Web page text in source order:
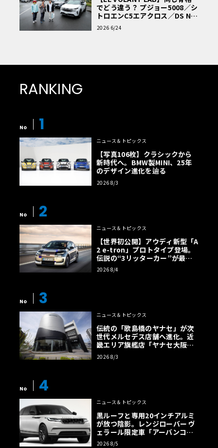
でどう違う？ プジョー5008／シ
トロエンC5エアクロス／DS Nº4
読者一気乗りレポート
2026 6/24
RANKING
No 1
ニュース＆トピックス
【写真106枚】クラシックから
新時代へ。BMW製MINI、25年
のデザイン進化を辿る
2026 8/3
No 2
ニュース＆トピックス
【世界初公開】アウディ新型「A
2 e-tron」プロトタイプ登場。
伝説の“3リッターカー”が最高
効率エントリーBEVとして復活
【画像38枚】
2026 8/4
No 3
ニュース＆トピックス
伝統の「歌島橋のヤナセ」が次
世代メルセデス店舗へ進化。近
畿エリア旗艦店「ヤナセ大阪支
店」がリニューアル
2026 8/3
No 4
ニュース＆トピックス
黒ルーフと専用20インチアルミ
が放つ陰影。レンジローバー ヴ
ェラール限定車「アーバンコン
トラスト・エディション」登場
2026 8/5